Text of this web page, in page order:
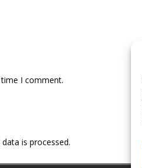
I comment.
is processed.